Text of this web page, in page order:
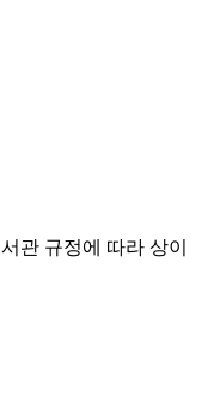
관 규정에 따라 상이